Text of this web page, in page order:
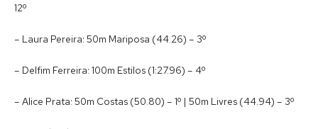
12º
– Laura Pereira: 50m Mariposa (44.26) – 3º
– Delfim Ferreira: 100m Estilos (1:27.96) – 4º
– Alice Prata: 50m Costas (50.80) – 1º | 50m Livres (44.94) – 3º